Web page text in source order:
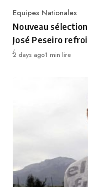
Category
Equipes Nationales
Nouveau
José Peseiro
Publié
2 days ago1 min lire